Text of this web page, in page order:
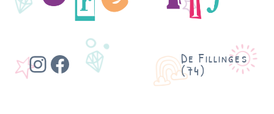
Instagram Facebook De Fillinges
(74)